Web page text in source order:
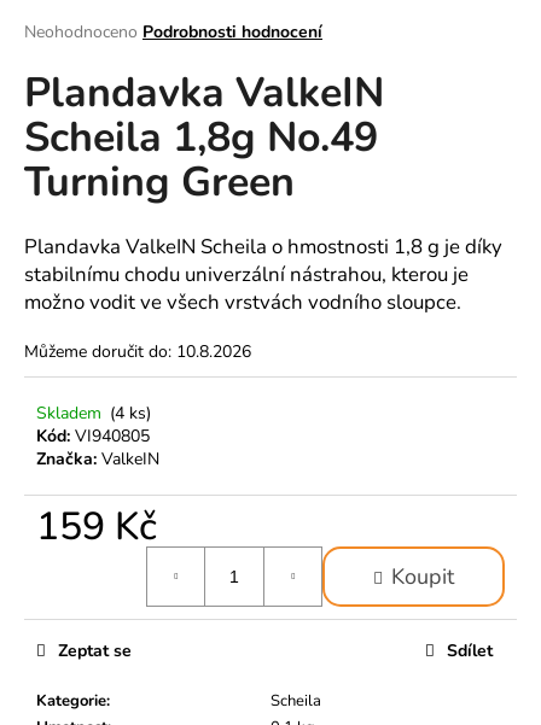
Průměrné
produktu
je
0,0
z
5
hvězdiček.
Neohodnoceno Podrobnosti hodnocení
Plandavka ValkeIN
Scheila 1,8g No.49
Turning Green
Plandavka ValkeIN Scheila o hmostnosti 1,8 g je díky
stabilnímu chodu univerzální nástrahou, kterou je
možno vodit ve všech vrstvách vodního sloupce.
Můžeme doručit do: 10.8.2026
Skladem (4 ks)
Kód: VI940805
Značka: ValkeIN
159 Kč
Koupit
Kategorie:
Scheila
Zeptat se Sdílet
a
t
?
HLEDAT
D
o
p
o
r
e
m